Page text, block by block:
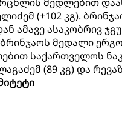
მედლებით
(+102 კგ).
ამავე ასაკობრივ
მედალი
საქართველოს
(89 კგ) და